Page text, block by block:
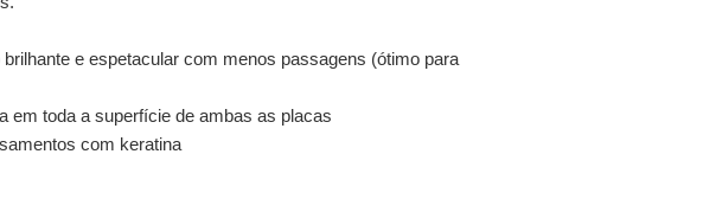
e espetacular com menos passagens (ótimo para
em toda a superfície de ambas as placas
com keratina